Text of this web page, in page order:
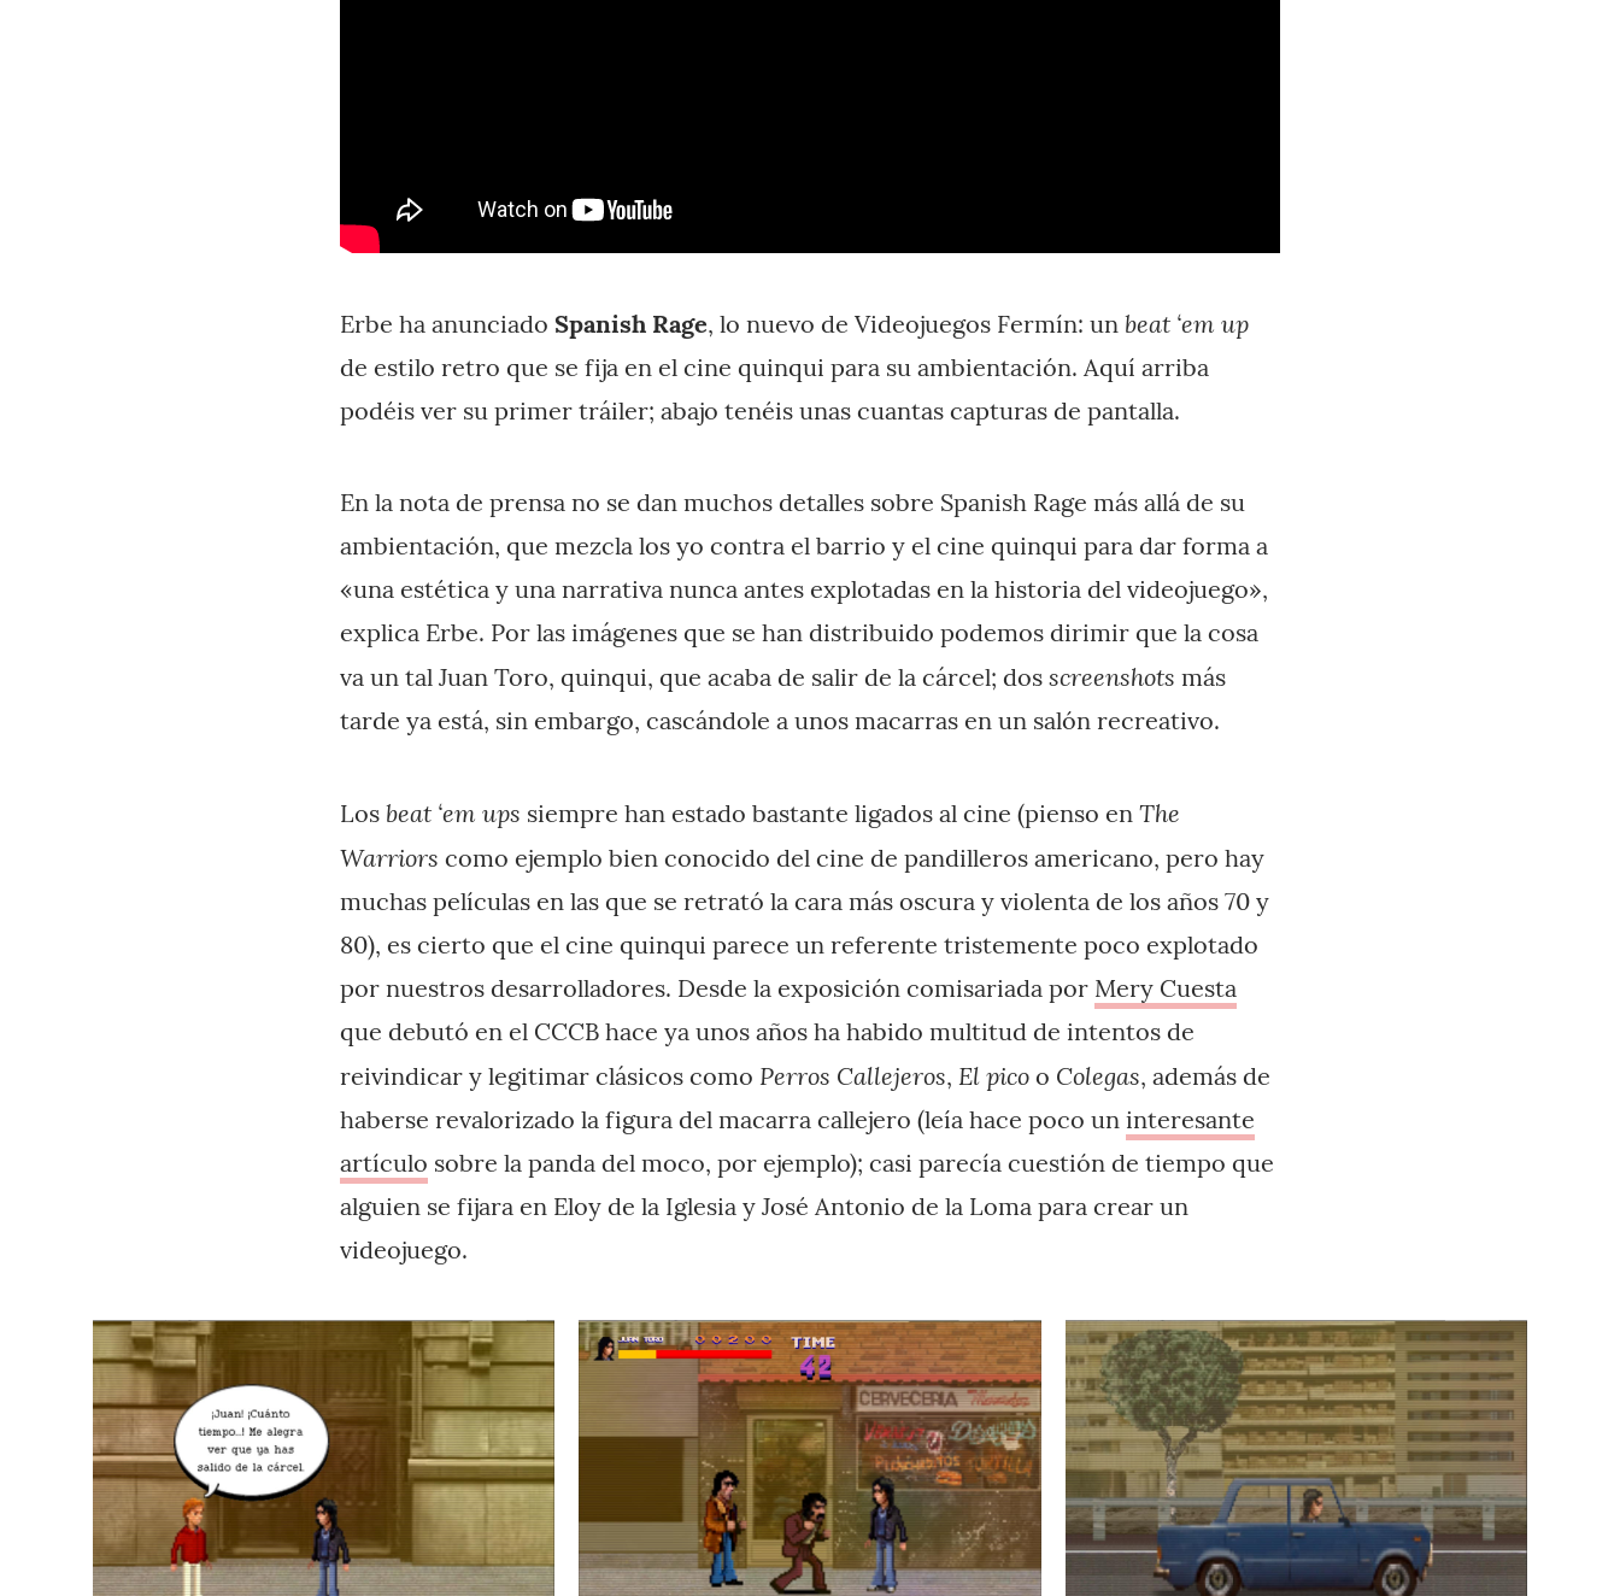
Erbe ha anunciado Spanish Rage, lo nuevo de Videojuegos Fermín: un beat ‘em up
de estilo retro que se fija en el cine quinqui para su ambientación. Aquí arriba
podéis ver su primer tráiler; abajo tenéis unas cuantas capturas de pantalla.
En la nota de prensa no se dan muchos detalles sobre Spanish Rage más allá de su
ambientación, que mezcla los yo contra el barrio y el cine quinqui para dar forma a
«una estética y una narrativa nunca antes explotadas en la historia del videojuego»,
explica Erbe. Por las imágenes que se han distribuido podemos dirimir que la cosa
va un tal Juan Toro, quinqui, que acaba de salir de la cárcel; dos screenshots más
tarde ya está, sin embargo, cascándole a unos macarras en un salón recreativo.
Los beat ‘em ups siempre han estado bastante ligados al cine (pienso en The
Warriors como ejemplo bien conocido del cine de pandilleros americano, pero hay
muchas películas en las que se retrató la cara más oscura y violenta de los años 70 y
80), es cierto que el cine quinqui parece un referente tristemente poco explotado
por nuestros desarrolladores. Desde la exposición comisariada por Mery Cuesta
que debutó en el CCCB hace ya unos años ha habido multitud de intentos de
reivindicar y legitimar clásicos como Perros Callejeros, El pico o Colegas, además de
haberse revalorizado la figura del macarra callejero (leía hace poco un interesante
artículo sobre la panda del moco, por ejemplo); casi parecía cuestión de tiempo que
alguien se fijara en Eloy de la Iglesia y José Antonio de la Loma para crear un
videojuego.